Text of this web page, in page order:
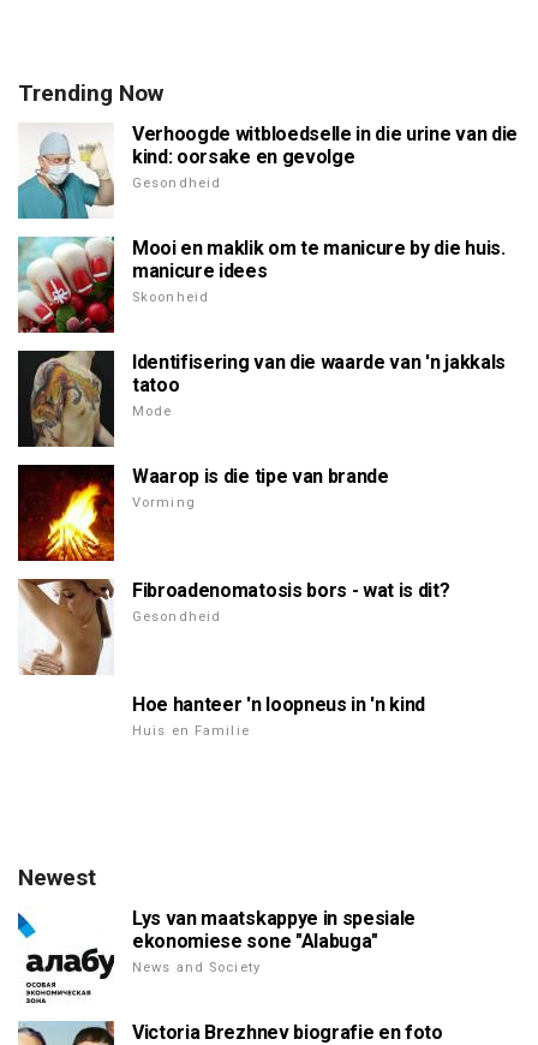
Trending Now
Verhoogde witbloedselle in die urine van die
kind: oorsake en gevolge
Gesondheid
Mooi en maklik om te manicure by die huis.
manicure idees
Skoonheid
Identifisering van die waarde van 'n jakkals
tatoo
Mode
Waarop is die tipe van brande
Vorming
Fibroadenomatosis bors - wat is dit?
Gesondheid
Hoe hanteer 'n loopneus in 'n kind
Huis en Familie
Newest
Lys van maatskappye in spesiale
ekonomiese sone "Alabuga"
News and Society
Victoria Brezhnev biografie en foto